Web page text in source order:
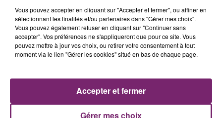
158 pompiers de la région sont
Vous pouvez accepter en cliquant sur "Accepter et fermer", ou affiner en
sélectionnant les finalités et/ou partenaires dans "Gérer mes choix".
Vous pouvez également refuser en cliquant sur "Continuer sans
accepter". Vos préférences ne s'appliqueront que pour ce site. Vous
pouvez mettre à jour vos choix, ou retirer votre consentement à tout
moment via le lien "Gérer les cookies" situé en bas de chaque page.
Gérer mes choix
Accepter et fermer